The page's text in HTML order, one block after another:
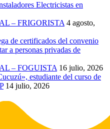
Electricistas en
– FRIGORISTA 4 agosto,
de certificados del convenio
a personas privadas de
– FOGUISTA 16 julio, 2026
estudiante del curso de
14 julio, 2026